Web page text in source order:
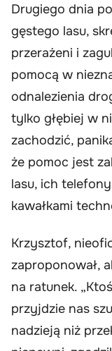
Drugiego dnia
gęstego lasu,
przerażeni i
pomocą w
odnalezienia
tylko głębiej w
zachodzić,
że pomoc jest
lasu, ich
kawałkami
Krzysztof,
zaproponował,
na ratunek.
przyjdzie nas
nadzieją niż